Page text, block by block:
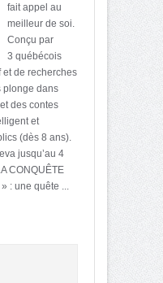
fait appel au
meilleur de soi.
Conçu par
3 québécois
et de recherches
plonge dans
des contes
et
(dès 8 ans).
jusqu’au 4
CONQUÊTE
: une quête ...